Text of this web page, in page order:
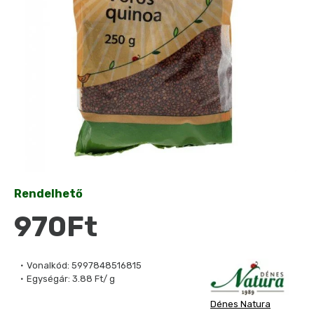
Vonalkód: 5997848516815
Egységár: 3.88 Ft/ g
Dénes Natura
Rendelhető
970Ft